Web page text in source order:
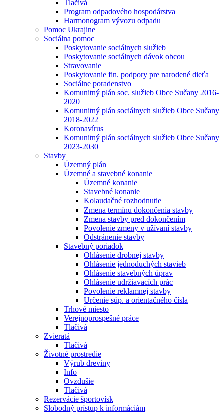
Tlačivá
Program odpadového hospodárstva
Harmonogram vývozu odpadu
Pomoc Ukrajine
Sociálna pomoc
Poskytovanie sociálnych služieb
Poskytovanie sociálnych dávok obcou
Stravovanie
Poskytovanie fin. podpory pre narodené dieťa
Sociálne poradenstvo
Komunitný plán soc. služieb Obce Sučany 2016-
2020
Komunitný plán sociálnych služieb Obce Sučany
2018-2022
Koronavírus
Komunitný plán sociálnych služieb Obce Sučany
2023-2030
Stavby
Územný plán
Územné a stavebné konanie
Územné konanie
Stavebné konanie
Kolaudačné rozhodnutie
Zmena termínu dokončenia stavby
Zmena stavby pred dokončením
Povolenie zmeny v užívaní stavby
Odstránenie stavby
Stavebný poriadok
Ohlásenie drobnej stavby
Ohlásenie jednoduchých stavieb
Ohlásenie stavebných úprav
Ohlásenie udržiavacích prác
Povolenie reklamnej stavby
Určenie súp. a orientačného čísla
Trhové miesto
Verejnoprospešné práce
Tlačivá
Zvieratá
Tlačivá
Životné prostredie
Výrub dreviny
Info
Ovzdušie
Tlačivá
Rezervácie športovísk
Slobodný prístup k informáciám